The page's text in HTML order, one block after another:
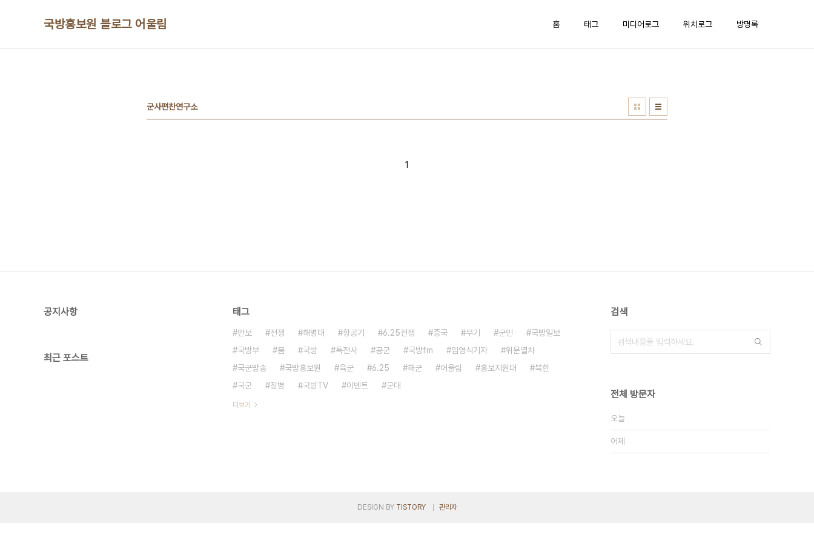
국방홍보원 블로그 어울림 홈 태그 미디어로그 위치로그 방명록
군사편찬연구소
1
공지사항
최근 포스트
태그
안보 전쟁 해병대 항공기 6.25전쟁 중국 무기 군인
국방일보
국방부
붐 국방 특전사 공군 국방fm 임영식기자
위문열차
국군방송
국방홍보원 육군 6.25 해군 어울림 홍보지원대
북한
국군
장병 국방TV 이벤트 군대
더보기
검색
전체 방문자
오늘
어제
DESIGN BY TISTORY 관리자